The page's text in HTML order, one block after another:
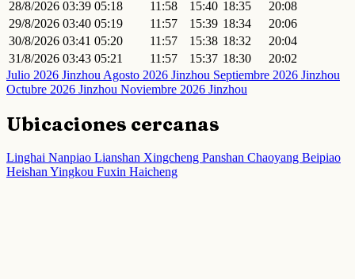
28/8/2026 03:39 05:18 11:58 15:40 18:35
20:08
29/8/2026 03:40 05:19 11:57 15:39 18:34
20:06
30/8/2026 03:41 05:20 11:57 15:38 18:32
20:04
31/8/2026 03:43 05:21 11:57 15:37 18:30
20:02
Julio 2026 Jinzhou Agosto 2026 Jinzhou Septiembre 2026 Jinzhou
Octubre 2026 Jinzhou Noviembre 2026 Jinzhou
Ubicaciones cercanas
Linghai Nanpiao Lianshan Xingcheng Panshan Chaoyang Beipiao
HeishanYingkou Fuxin Haicheng